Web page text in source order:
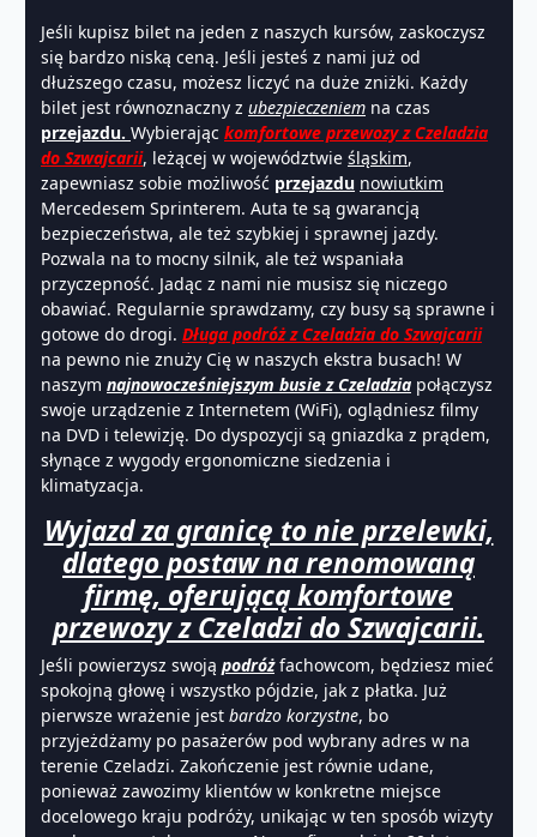
Jeśli kupisz bilet na jeden z naszych kursów, zaskoczysz
się bardzo niską ceną. Jeśli jesteś z nami już od
dłuższego czasu, możesz liczyć na duże zniżki. Każdy
bilet jest równoznaczny z ubezpieczeniem na czas
przejazdu. Wybierając komfortowe przewozy z Czeladzia
do Szwajcarii, leżącej w województwie śląskim,
zapewniasz sobie możliwość przejazdu nowiutkim
Mercedesem Sprinterem. Auta te są gwarancją
bezpieczeństwa, ale też szybkiej i sprawnej jazdy.
Pozwala na to mocny silnik, ale też wspaniała
przyczepność. Jadąc z nami nie musisz się niczego
obawiać. Regularnie sprawdzamy, czy busy są sprawne i
gotowe do drogi. Długa podróż z Czeladzia do Szwajcarii
na pewno nie znuży Cię w naszych ekstra busach! W
naszym najnowocześniejszym busie z Czeladzia połączysz
swoje urządzenie z Internetem (WiFi), oglądniesz filmy
na DVD i telewizję. Do dyspozycji są gniazdka z prądem,
słynące z wygody ergonomiczne siedzenia i
klimatyzacja.
Wyjazd za granicę to nie przelewki,
dlatego postaw na renomowaną
firmę, oferującą komfortowe
przewozy z Czeladzi do Szwajcarii.
Jeśli powierzysz swoją podróżfachowcom, będziesz mieć
spokojną głowę i wszystko pójdzie, jak z płatka. Już
pierwsze wrażenie jest bardzo korzystne, bo
przyjeżdżamy po pasażerów pod wybrany adres w na
terenie Czeladzi. Zakończenie jest równie udane,
ponieważ zawozimy klientów w konkretne miejsce
docelowego kraju podróży, unikając w ten sposób wizyty